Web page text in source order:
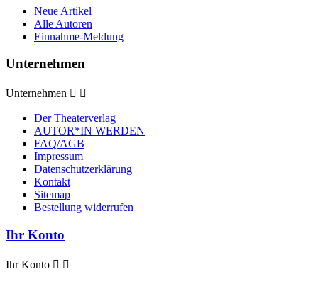
Neue Artikel
Alle Autoren
Einnahme-Meldung
Unternehmen
Unternehmen  
Der Theaterverlag
AUTOR*IN WERDEN
FAQ/AGB
Impressum
Datenschutzerklärung
Kontakt
Sitemap
Bestellung widerrufen
Ihr Konto
Ihr Konto  